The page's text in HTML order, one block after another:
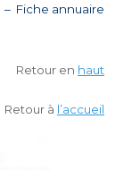
– Fiche annuaire
Retour en haut
Retour à l’accueil